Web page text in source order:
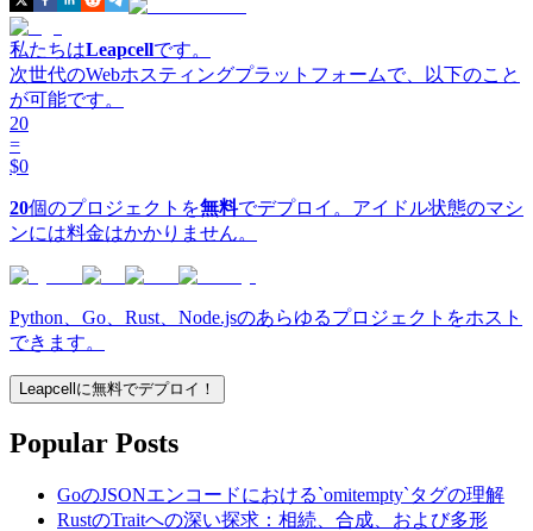
私たちはLeapcellです。
次世代のWebホスティングプラットフォームで、以下のこと
が可能です。
20
=
$0
20個のプロジェクトを無料でデプロイ。アイドル状態のマシ
ンには料金はかかりません。
Python、Go、Rust、Node.jsのあらゆるプロジェクトをホスト
できます。
Leapcellに無料でデプロイ！
Popular Posts
GoのJSONエンコードにおける`omitempty`タグの理解
RustのTraitへの深い探求：相続、合成、および多形